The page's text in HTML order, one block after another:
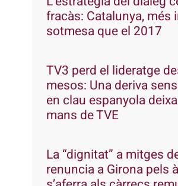
fracàs: Catalunya, més
sotmesa que el 2017
TV3 perd el lideratge
mesos: Una deriva
en clau espanyola
mans de TVE
La “dignitat” a mitges
renuncia a Girona pels